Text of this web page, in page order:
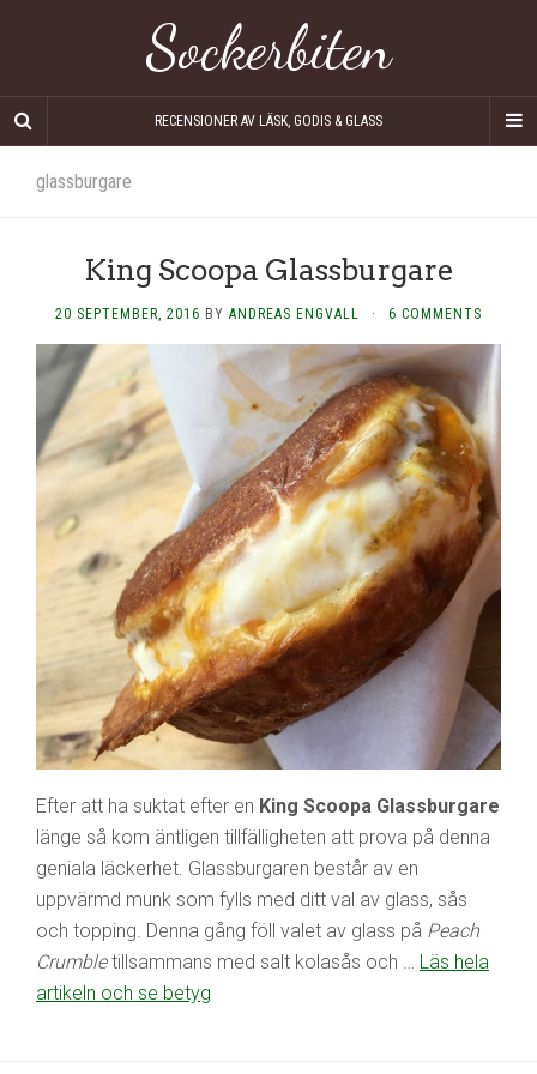
Sockerbiten
RECENSIONER AV LÄSK, GODIS & GLASS
glassburgare
King Scoopa Glassburgare
20 SEPTEMBER, 2016 BY ANDREAS ENGVALL · 6 COMMENTS
Efter att ha suktat efter en King Scoopa Glassburgare
länge så kom äntligen tillfälligheten att prova på denna
geniala läckerhet. Glassburgaren består av en
uppvärmd munk som fylls med ditt val av glass, sås
och topping. Denna gång föll valet av glass på Peach
Crumbletillsammans med salt kolasås och … Läs hela
artikeln och se betyg